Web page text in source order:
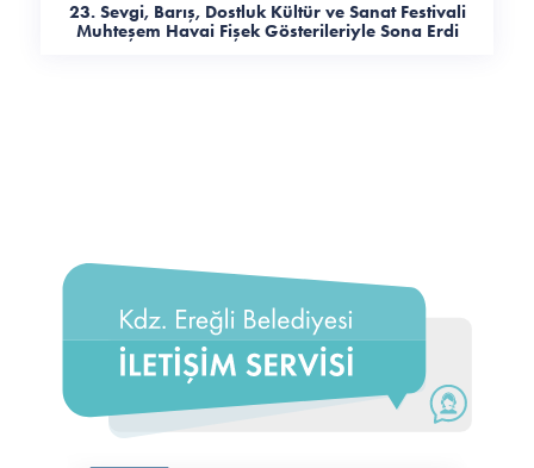
23. Sevgi, Barış, Dostluk Kültür ve Sanat Festivali
Muhteşem Havai Fişek Gösterileriyle Sona Erdi